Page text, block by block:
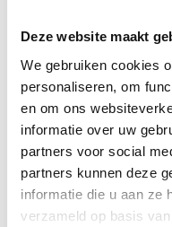
Deze website maakt
We gebruiken cookies
personaliseren, om
en om ons
informatie over uw
partners voor social
partners kunnen deze
informatie die u aan ze
verzameld op basis
AfmetingenBreedte:113 cm
Een echte
statement kast die
Specificaties
Kleur